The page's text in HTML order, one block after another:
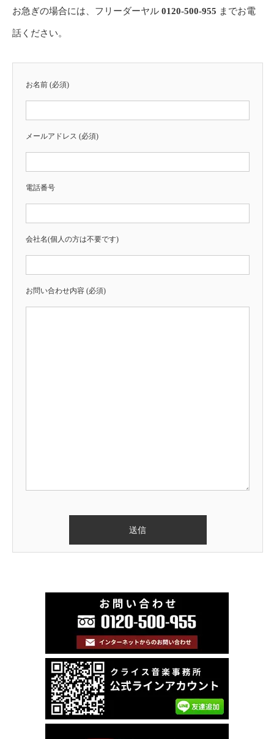
お急ぎの場合には、フリーダーヤル 0120-500-955 までお電
話ください。
お名前 (必須)
メールアドレス (必須)
電話番号
会社名(個人の方は不要です)
お問い合わせ内容 (必須)